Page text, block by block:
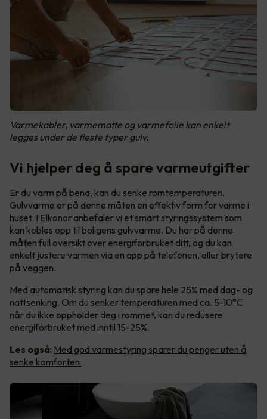
Varmekabler, varmematte og varmefolie kan enkelt
legges under de fleste typer gulv.
Vi hjelper deg å spare varmeutgifter
Er du varm på bena, kan du senke romtemperaturen.
Gulvvarme er på denne måten en effektiv form for varme i
huset. I Elkonor anbefaler vi et smart styringssystem som
kan kobles opp til boligens gulvvarme. Du har på denne
måten full oversikt over energiforbruket ditt, og du kan
enkelt justere varmen via en app på telefonen, eller brytere
på veggen.
Med automatisk styring kan du spare hele 25% med dag- og
nattsenking. Om du senker temperaturen med ca. 5-10°C
når du ikke oppholder deg i rommet, kan du redusere
energiforbruket med inntil 15-25%.
Les også: Med god varmestyring sparer du penger uten å
senke komforten